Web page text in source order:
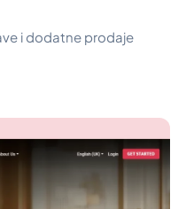
i dodatne prodaje